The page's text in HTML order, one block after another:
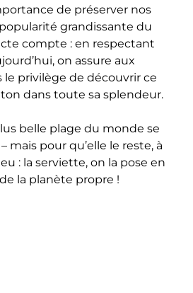
de préserver nos
grandissante du
compte : en respectant
on assure aux
privilège de découvrir ce
dans toute sa splendeur.
belle plage du monde se
mais pour qu’elle le reste, à
: la serviette, on la pose en
la planète propre !